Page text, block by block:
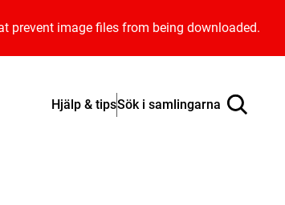
prevent image files from being downloaded.
Hjälp & tipsSök i samlingarna